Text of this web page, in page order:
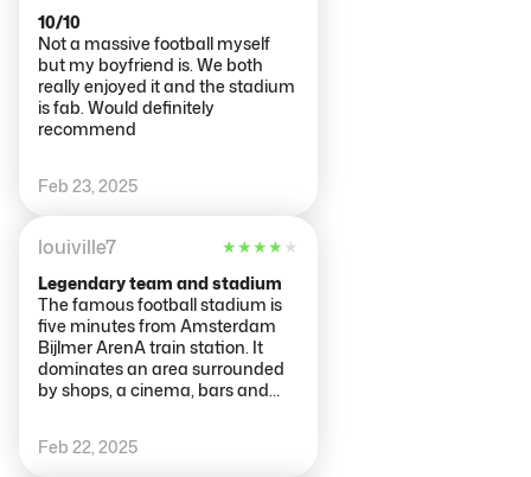
10/10
Not a massive football myself
but my boyfriend is. We both
really enjoyed it and the stadium
is fab. Would definitely
recommend
Feb 23, 2025
louiville7 ★★★★ ★
Legendary team and stadium
The famous football stadium is
five minutes from Amsterdam
Bijlmer ArenA train station. It
dominates an area surrounded
by shops, a cinema, bars and
However, I got to marvel at its
Feb 22, 2025